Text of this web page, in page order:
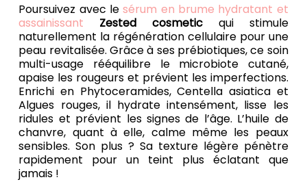
Poursuivez avec lesérum en brume hydratant et
assainissant
Zested cosmetic qui stimule
naturellement la régénération cellulaire pour une
peau revitalisée. Grâce à ses prébiotiques, ce soin
multi-usage rééquilibre le microbiote cutané,
apaise les rougeurs et prévient les imperfections.
Enrichi en Phytoceramides, Centella asiatica et
Algues rouges, il hydrate intensément, lisse les
ridules et prévient les signes de l’âge. L’huile de
chanvre, quant à elle, calme même les peaux
sensibles. Son plus ? Sa texture légère pénètre
rapidement pour un teint plus éclatant que
jamais !